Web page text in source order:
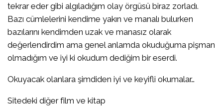
tekrar eder gibi algıladığım olay örgüsü biraz zorladı.
Bazı cümlelerini kendime yakın ve manalı bulurken
bazılarını kendimden uzak ve manasız olarak
değerlendirdim ama genel anlamda okuduğuma pişman
olmadığım ve iyi ki okudum dediğim bir eserdi.
Okuyacak olanlara şimdiden iyi ve keyifli okumalar…
Sitedeki diğer film ve kitap